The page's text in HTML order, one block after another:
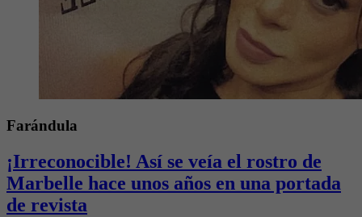
Farándula
¡Irreconocible! Así se veía el rostro de
Marbelle hace unos años en una portada
de revista